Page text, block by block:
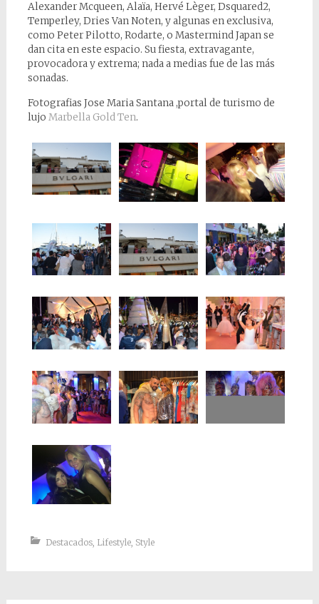
Alexander Mcqueen, Alaïa, Hervé Lèger, Dsquared2,
Temperley, Dries Van Noten, y algunas en exclusiva,
como Peter Pilotto, Rodarte, o Mastermind Japan se
dan cita en este espacio. Su fiesta, extravagante,
provocadora y extrema; nada a medias fue de las más
sonadas.
Fotografias Jose Maria Santana ,portal de turismo de
lujo Marbella Gold Ten.
Destacados, Lifestyle, Style